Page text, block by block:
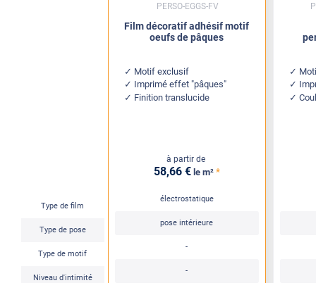
Type de film
Type de pose
Type de motif
Niveau d'intimité
Film décoratif adhésif motif
oeufs de pâques
Motif exclusif
Imprimé effet "pâques"
Finition translucide
à partir de
58,66 € le m² *
électrostatique
pose intérieure
-
-
PERSO-EGGS-FV